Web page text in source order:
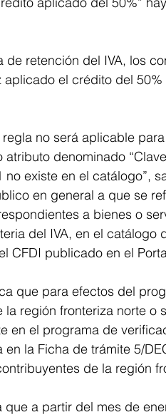
de retención del IVA, los
el crédito del
no será aplicable
atributo denominado
no existe en el catálogo”,
en general a que se
a bienes o
del IVA, en el catálogo
CFDI publicado en el
que para efectos del
la región fronteriza norte o
en el programa de
en la Ficha de trámite 5/
de la región
que a partir del mes de